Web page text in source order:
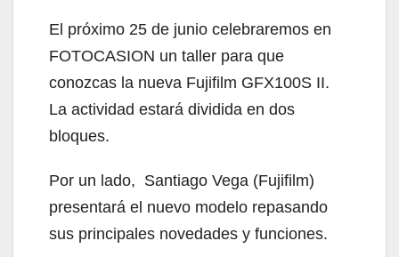
El próximo 25 de junio celebraremos en
FOTOCASION un taller para que
conozcas la nueva Fujifilm GFX100S II.
La actividad estará dividida en dos
bloques.
Por un lado, Santiago Vega (Fujifilm)
presentará el nuevo modelo repasando
sus principales novedades y funciones.